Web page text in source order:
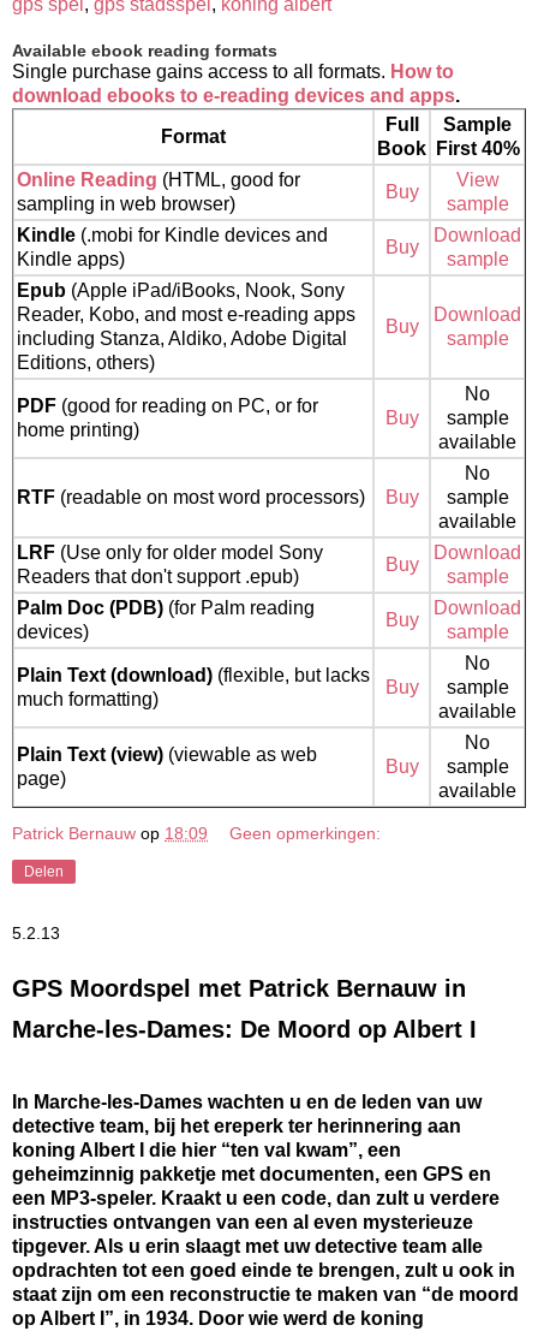
Available ebook reading formats
Single purchase gains access to all formats. How to
download ebooks to e-reading devices and apps.
Format
Full
Book
Sample
First 40%
Online Reading (HTML, good for
sampling in web browser)
Buy
View
sample
Kindle (.mobi for Kindle devices and
Kindle apps)
Buy
Download
sample
Epub (Apple iPad/iBooks, Nook, Sony
Reader, Kobo, and most e-reading apps
including Stanza, Aldiko, Adobe Digital
Editions, others)
Buy
Download
sample
PDF (good for reading on PC, or for
home printing)
Buy
No
sample
available
RTF (readable on most word processors) Buy
No
sample
available
LRF (Use only for older model Sony
Readers that don't support .epub)
Buy
Download
sample
Palm Doc (PDB) (for Palm reading
devices)
Buy
Download
sample
Plain Text (download) (flexible, but lacks
much formatting)
Buy
No
sample
available
Plain Text (view) (viewable as web
page)
Buy
No
sample
available
Patrick Bernauw op 18:09 Geen opmerkingen:
Delen
5.2.13
GPS Moordspel met Patrick Bernauw in
Marche-les-Dames: De Moord op Albert I
In Marche-les-Dames wachten u en de leden van uw
detective team, bij het ereperk ter herinnering aan
koning Albert I die hier “ten val kwam”, een
geheimzinnig pakketje met documenten, een GPS en
een MP3-speler. Kraakt u een code, dan zult u verdere
instructies ontvangen van een al even mysterieuze
tipgever. Als u erin slaagt met uw detective team alle
opdrachten tot een goed einde te brengen, zult u ook in
staat zijn om een reconstructie te maken van “de moord
op Albert I”, in 1934. Door wie werd de koning